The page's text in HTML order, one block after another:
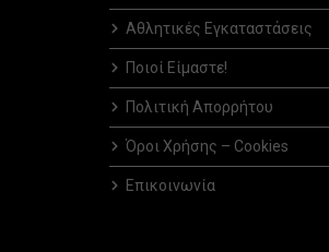
Αθλητικές Εγκαταστάσεις
Ποιοί Είμαστε!
Πολιτική Απορρήτου
Όροι Χρήσης – Cookies
Επικοινωνία